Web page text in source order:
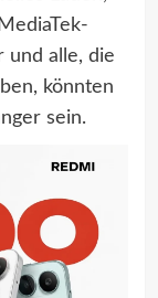
und alle, die
könnten
sein.